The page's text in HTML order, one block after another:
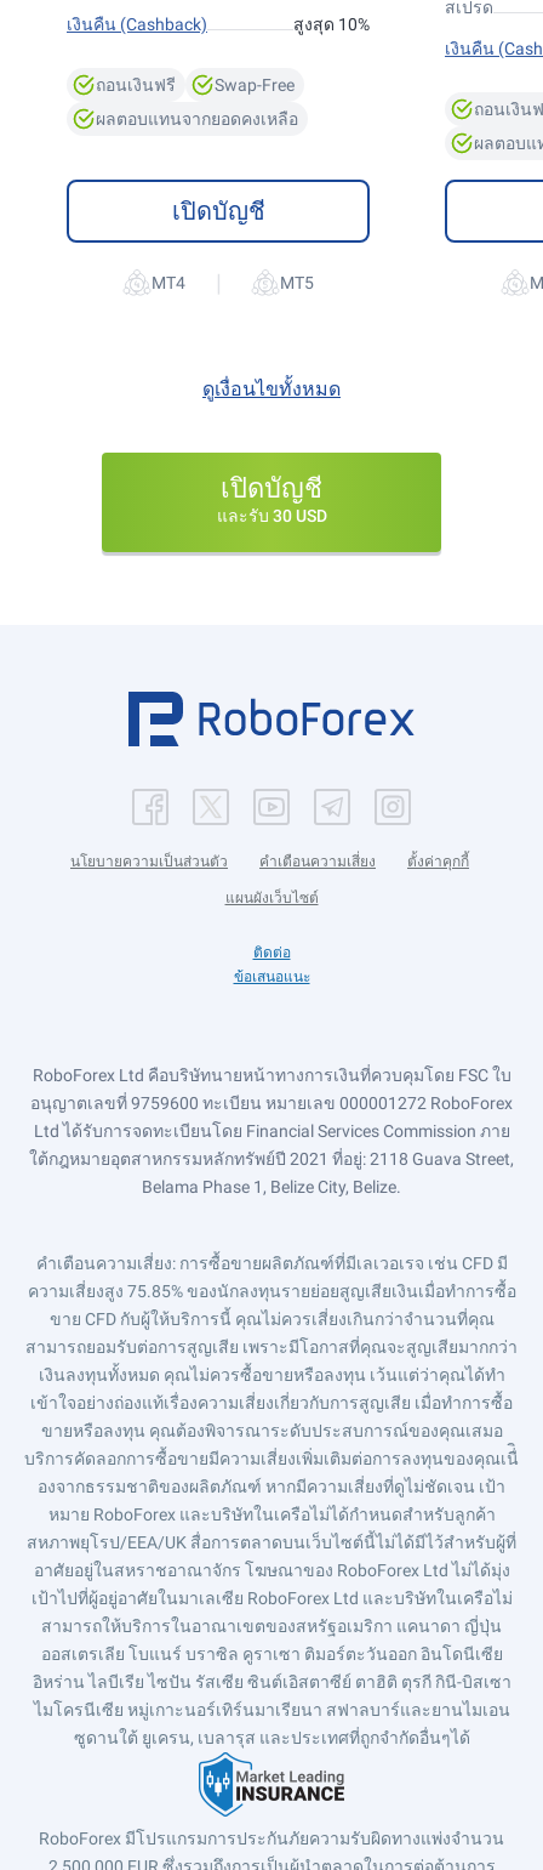
เงินคืน (Cashback) สูงสุด 10%
ถอนเงินฟรี
Swap-Free
ผลตอบแทนจากยอดคงเหลือ
เปิดบัญชี
|
สเปรด
เงินคืน
ถอนเงิน
ผลตอบแ
ดูเงื่อนไขทั้งหมด
เปิดบัญชี
และรับ 30 USD
นโยบายความเป็นส่วนตัว คำเตือนความเสี่ยง ตั้งค่าคุกกี้
แผนผังเว็บไซต์
ติดต่อ
ข้อเสนอแนะ
RoboForex Ltd คือบริษัทนายหน้าทางการเงินที่ควบคุมโดย FSC ใบ
อนุญาตเลขที่ 9759600 ทะเบียน หมายเลข 000001272 RoboForex
Ltd ได้รับการจดทะเบียนโดย Financial Services Commission ภาย
ใต้กฎหมายอุตสาหกรรมหลักทรัพย์ปี 2021 ที่อยู่: 2118 Guava Street,
Belama Phase 1, Belize City, Belize.
คำเตือนความเสี่ยง: การซื้อขายผลิตภัณฑ์ที่มีเลเวอเรจ เช่น CFD มี
ความเสี่ยงสูง 75.85% ของนักลงทุนรายย่อยสูญเสียเงินเมื่อทำการซื้อ
ขาย CFD กับผู้ให้บริการนี้ คุณไม่ควรเสี่ยงเกินกว่าจำนวนที่คุณ
สามารถยอมรับต่อการสูญเสีย เพราะมีโอกาสที่คุณจะสูญเสียมากกว่า
เงินลงทุนทั้งหมด คุณไม่ควรซื้อขายหรือลงทุน เว้นแต่ว่าคุณได้ทำ
เข้าใจอย่างถ่องแท้เรื่องความเสี่ยงเกี่ยวกับการสูญเสีย เมื่อทำการซื้อ
ขายหรือลงทุน คุณต้องพิจารณาระดับประสบการณ์ของคุณเสมอ
บริการคัดลอกการซื้อขายมีความเสี่ยงเพิ่มเติมต่อการลงทุนของคุณเนื่ิ
องจากธรรมชาติของผลิตภัณฑ์ หากมีความเสี่ยงที่ดูไม่ชัดเจน เป้า
หมาย RoboForex และบริษัทในเครือไม่ได้กำหนดสำหรับลูกค้า
สหภาพยุโรป/EEA/UK สื่อการตลาดบนเว็บไซต์นี้ไม่ได้มีไว้สำหรับผู้ที่
อาศัยอยู่ในสหราชอาณาจักร โฆษณาของ RoboForex Ltd ไม่ได้มุ่ง
เป้าไปที่ผู้อยู่อาศัยในมาเลเซีย RoboForex Ltd และบริษัทในเครือไม่
สามารถให้บริการในอาณาเขตของสหรัฐอเมริกา แคนาดา ญี่ปุ่น
ออสเตรเลีย โบแนร์ บราซิล คูราเซา ติมอร์ตะวันออก อินโดนีเซีย
อิหร่าน ไลบีเรีย ไซปัน รัสเซีย ซินต์เอิสตาซีย์ ตาฮิติ ตุรกี กินี-บิสเซา
ไมโครนีเซีย หมู่เกาะนอร์เทิร์นมาเรียนา สฟาลบาร์และยานไมเอน
ซูดานใต้ ยูเครน, เบลารุส และประเทศที่ถูกจำกัดอื่นๆได้
RoboForex มีโปรแกรมการประกันภัยความรับผิดทางแพ่งจำนวน